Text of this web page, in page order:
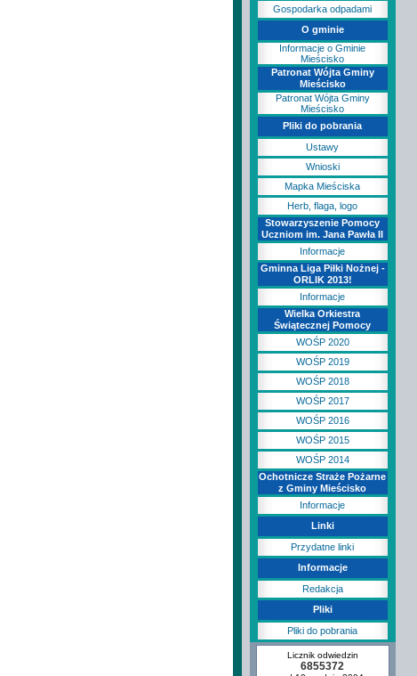
Gospodarka odpadami
O gminie
Informacje o Gminie
Mieścisko
Patronat Wójta Gminy
Mieścisko
Patronat Wójta Gminy
Mieścisko
Pliki do pobrania
Ustawy
Wnioski
Mapka Mieściska
Herb, flaga, logo
Stowarzyszenie Pomocy
Uczniom im. Jana Pawła II
Informacje
Gminna Liga Piłki Nożnej -
ORLIK 2013!
Informacje
Wielka Orkiestra
Świątecznej Pomocy
WOŚP 2020
WOŚP 2019
WOŚP 2018
WOŚP 2017
WOŚP 2016
WOŚP 2015
WOŚP 2014
Ochotnicze Straże Pożarne
z Gminy Mieścisko
Informacje
Linki
Przydatne linki
Informacje
Redakcja
Pliki
Pliki do pobrania
Licznik odwiedzin
6855372